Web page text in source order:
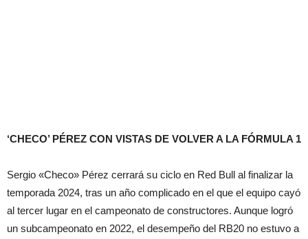
‘CHECO’ PÉREZ CON VISTAS DE VOLVER A LA FÓRMULA 1
Sergio «Checo» Pérez cerrará su ciclo en Red Bull al finalizar la
temporada 2024, tras un año complicado en el que el equipo cayó
al tercer lugar en el campeonato de constructores. Aunque logró
un subcampeonato en 2022, el desempeño del RB20 no estuvo a